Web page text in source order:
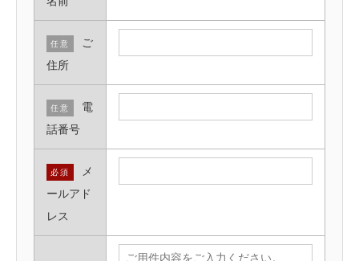
任意
ご
住所
任意
電
話番号
必須
メ
ールアド
レス